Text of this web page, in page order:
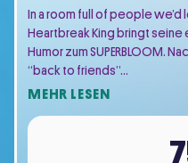
In a room full of people we’d
Heartbreak King bringt
Humor zum SUPERBLOOM.
“back to friends”…
MEHR LESEN